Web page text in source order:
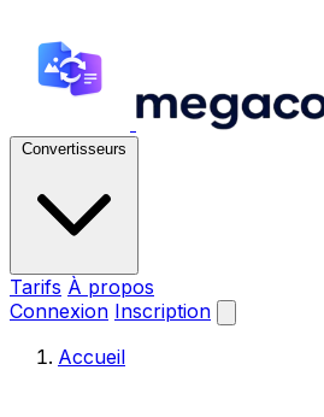
Convertisseurs
Tarifs À propos
Connexion Inscription
Accueil